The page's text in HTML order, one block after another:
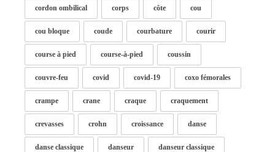
cordon ombilical corps côte cou
cou bloque coude courbature courir
course à pied course-à-pied coussin
couvre-feu covid covid-19 coxo fémorales
crampe crane craque craquement
crevasses crohn croissance danse
danse classique danseur danseur classique